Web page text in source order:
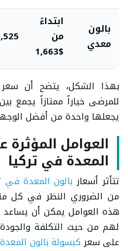
بالون
معدي
ابتداءً
من
$1,663
بهذا الشكل، يتضح أن سعر
للمرضى خياراً ممتازاً يجمع
يجعلها واحدة من أفضل
العوامل المؤثرة
المعدة في تركيا
تتأثر أسعار بالون المعدة في
من الضروري النظر في كل
هذه العوامل يمكن أن يساعد
لهم من حيث التكلفة
على سعر كبسولة بالون المعدة